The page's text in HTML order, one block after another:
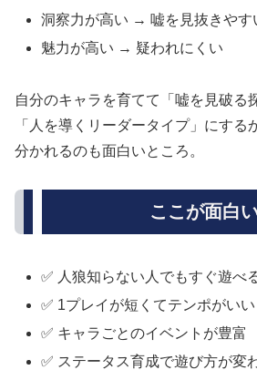
洞察力が高い → 嘘を見抜きやす
魅力が高い → 疑われにくい
自分のキャラを育てて「嘘を見破る
「人を導くリーダータイプ」にす
分かれるのも面白いところ。
ここが面白い
✅ 人狼知らない人でもすぐ遊べ
✅ 1プレイが短くてテンポがいい
✅ キャラごとのイベントが豊富
✅ ステータス育成で遊び方が変